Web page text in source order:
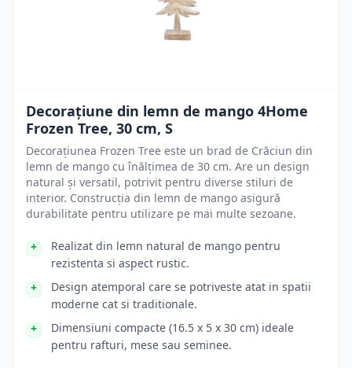
Decorațiune din lemn de mango 4Home
Frozen Tree, 30 cm, S
Decorațiunea Frozen Tree este un brad de Crăciun din
lemn de mango cu înălțimea de 30 cm. Are un design
natural și versatil, potrivit pentru diverse stiluri de
interior. Construcția din lemn de mango asigură
durabilitate pentru utilizare pe mai multe sezoane.
Realizat din lemn natural de mango pentru
rezistenta si aspect rustic.
Design atemporal care se potriveste atat in spatii
moderne cat si traditionale.
Dimensiuni compacte (16.5 x 5 x 30 cm) ideale
pentru rafturi, mese sau seminee.